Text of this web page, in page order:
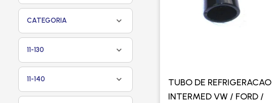
CATEGORIA
11-130
11-140
TUBO DE REFRIGERACAO
INTERMED VW / FORD /